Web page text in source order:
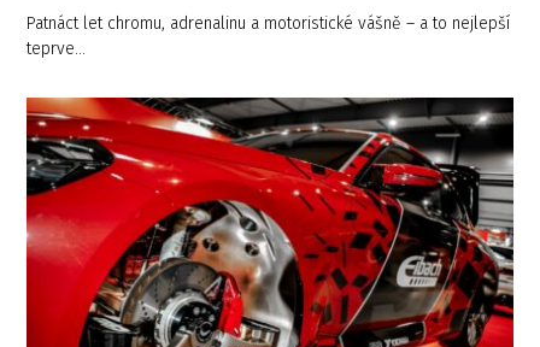
Patnáct let chromu, adrenalinu a motoristické vášně – a to nejlepší
teprve…